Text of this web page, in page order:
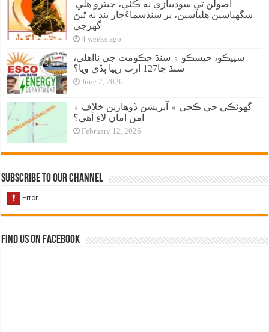
سگهياسين هلياسين، پر سنڌسماءَچار بند نه ٿيڻ
گهرجي
4 weeks ago
سيپڪو، حيسڪو ۽ سنڌ حڪومت جي نااهلي،
سنڌ جا127 ارب رپيا ٻڏي ويا؟
June 2, 2026
گهوٽڪي جي ڪچي ۾ آپريشن ڏوهارين خلاف ۽
امن امان لاءِ آهي؟
February 12, 2026
Subscribe to our Channel
Find us on Facebook